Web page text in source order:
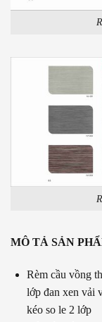
MÔ TẢ SẢN
Rèm cầu vồng
lớp đan xen vải
kéo so le 2 lớp